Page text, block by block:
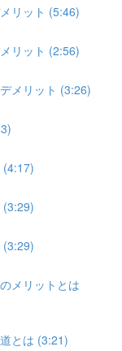
リット (5:46)
リット (2:56)
メリット (3:26)
メリットとは
とは (3:21)